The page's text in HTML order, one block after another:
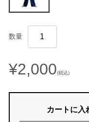
数量
¥2,000(税込)
カートに入